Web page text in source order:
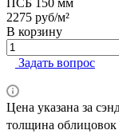
ПСБ 150 мм
2275 руб/м²
В корзину
Задать вопрос
Цена указана за
толщина